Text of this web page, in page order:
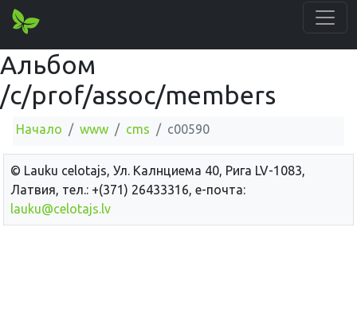
Альбом
/c/prof/assoc/members
Начало www cms c00590
© Lauku сelotajs, Ул. Калнциема 40, Рига LV-1083,
Латвия, тел.: +(371) 26433316, е-почта:
lauku@celotajs.lv